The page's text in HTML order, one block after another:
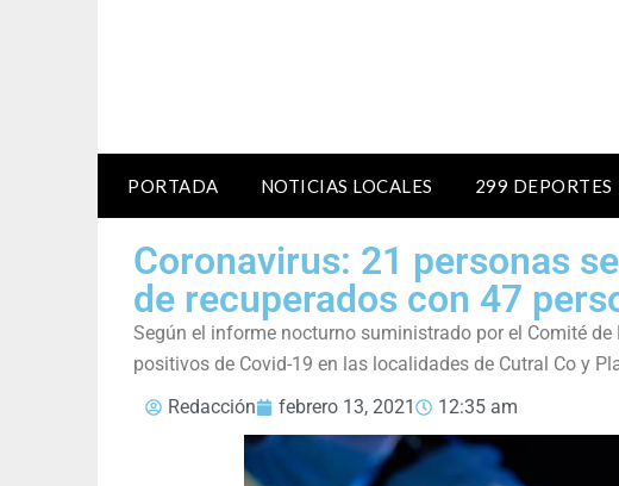
PORTADA NOTICIAS LOCALES 299 DEPORTES
Coronavirus: 21 personas
de recuperados con 47
Según el informe nocturno suministrado por el Comité
positivos de Covid-19 en las localidades de Cutral Co y
Redacción
febrero 13, 2021 12:35 am